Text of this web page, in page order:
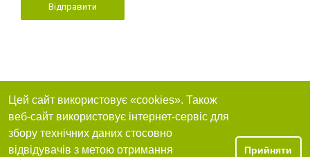
Відправити
Цей сайт використовує «cookies». Також
веб-сайт використовує інтернет-сервіс для
збору технічних даних стосовно
відвідувачів з метою отримання
Прийняти